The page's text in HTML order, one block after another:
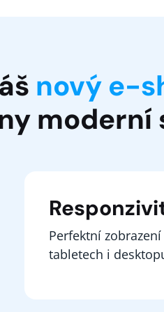
nový e-
Perfektní
tabletech i